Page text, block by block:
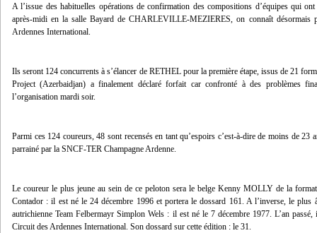
A l’issue des habituelles opérations de confirmation des compositions d’équipes qui
après-midi en la salle Bayard de CHARLEVILLE-MEZIERES, on connaît désormais
Ardennes International.
Ils seront 124 concurrents à s’élancer de RETHEL pour la première étape, issus de 21
Project (Azerbaidjan) a finalement déclaré forfait car confronté à des problèmes
l’organisation mardi soir.
Parmi ces 124 coureurs, 48 sont recensés en tant qu’espoirs c’est-à-dire de moins de
parrainé par la SNCF-TER Champagne Ardenne.
Le coureur le plus jeune au sein de ce peloton sera le belge Kenny MOLLY de la
Contador : il est né le 24 décembre 1996 et portera le dossard 161. A l’inverse, le plus
autrichienne Team Felbermayr Simplon Wels : il est né le 7 décembre 1977. L’an
Circuit des Ardennes International. Son dossard sur cette édition : le 31.